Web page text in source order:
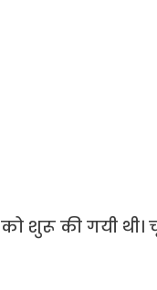
को शुरू की गयी थी।